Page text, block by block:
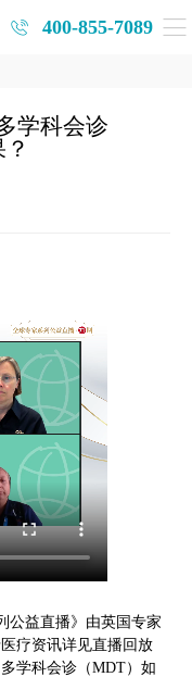
400-855-7089
学科会诊
公益直播》由英国专家
疗资讯详见直播回放
学科会诊（MDT）如